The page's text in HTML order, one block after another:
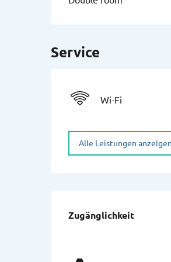
Service
Wi-Fi
Alle Leistungen anzeigen
Zugänglichkeit
Zugänglichkeit